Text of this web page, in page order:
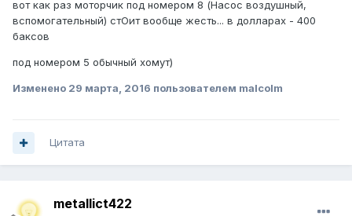
вот как раз моторчик под номером 8 (Насос воздушный,
вспомогательный) стОит вообще жесть... в долларах - 400
баксов
под номером 5 обычный хомут)
Изменено 29 марта, 2016 пользователем malcolm
Цитата
metallict422